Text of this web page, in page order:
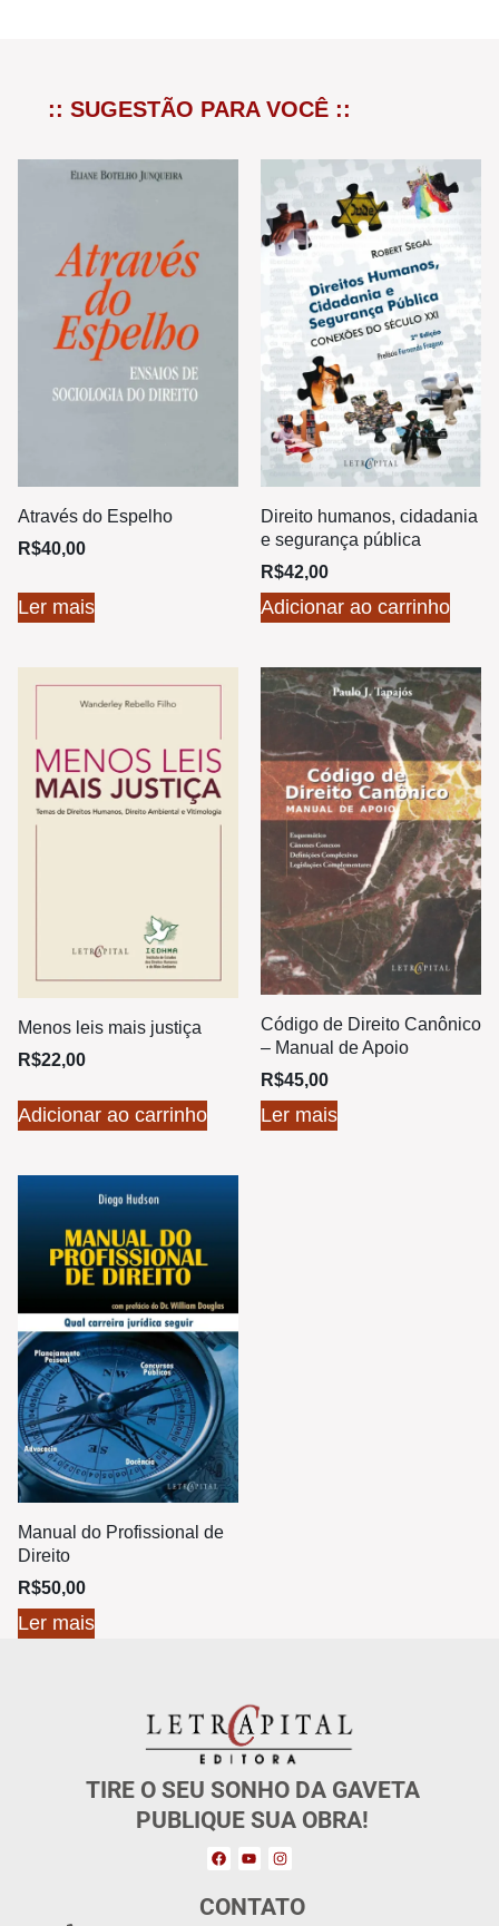
:: SUGESTÃO PARA VOCÊ ::
Através do Espelho
R$40,00
Ler mais
Direito humanos, cidadania
e segurança pública
R$42,00
Adicionar ao carrinho
Menos leis mais justiça
R$22,00
Adicionar ao carrinho
Código de Direito Canônico
– Manual de Apoio
R$45,00
Ler mais
Manual do Profissional de
Direito
R$50,00
Ler mais
TIRE O SEU SONHO DA GAVETA
PUBLIQUE SUA OBRA!
CONTATO